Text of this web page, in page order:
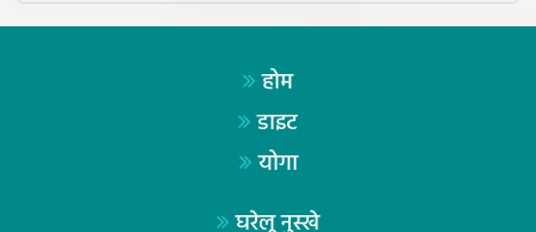
होम
डाइट
योगा
घरेलू नुस्खे